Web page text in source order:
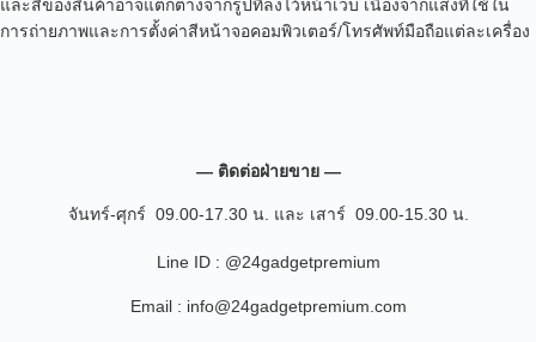
และสีของสินค้าอาจแตกต่างจากรูปที่ลงไว้หน้าเว็บ เนื่องจากแสงที่ใช้ใน
การถ่ายภาพและการตั้งค่าสีหน้าจอคอมพิวเตอร์/โทรศัพท์มือถือแต่ละเครื่อง
— ติดต่อฝ่ายขาย —
จันทร์-ศุกร์ 09.00-17.30 น. และ เสาร์ 09.00-15.30 น.
Line ID : @24gadgetpremium
Email : info@24gadgetpremium.com